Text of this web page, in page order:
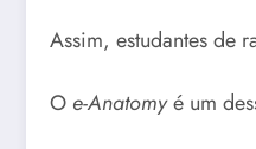
Assim, estudantes de
O e-Anatomyé um